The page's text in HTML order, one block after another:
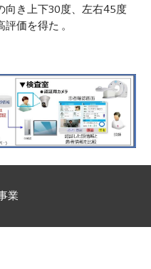
向き上下30度、左右45度
価を得た 。
業